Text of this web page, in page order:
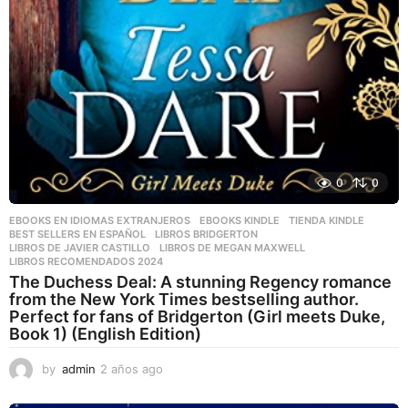
0 0
EBOOKS EN IDIOMAS EXTRANJEROS ,EBOOKS KINDLE ,TIENDA KINDLE
BEST SELLERS EN ESPAÑOL
,LIBROS BRIDGERTON
LIBROS DE JAVIER CASTILLO
,LIBROS DE MEGAN MAXWELL
LIBROS RECOMENDADOS 2024
The Duchess Deal: A stunning Regency romance
from the New York Times bestselling author.
Perfect for fans of Bridgerton (Girl meets Duke,
Book 1) (English Edition)
by admin 2 años ago
ñ